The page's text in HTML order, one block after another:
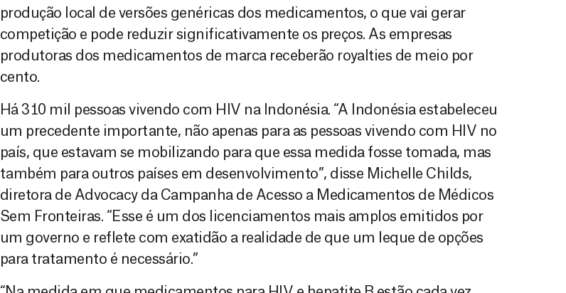
produção local de versões genéricas dos medicamentos, o que vai gerar
competição e pode reduzir significativamente os preços. As empresas
produtoras dos medicamentos de marca receberão royalties de meio por
cento.
Há 310 mil pessoas vivendo com HIV na Indonésia. “A Indonésia estabeleceu
um precedente importante, não apenas para as pessoas vivendo com HIV no
país, que estavam se mobilizando para que essa medida fosse tomada, mas
também para outros países em desenvolvimento”, disse Michelle Childs,
diretora de Advocacy da Campanha de Acesso a Medicamentos de Médicos
Sem Fronteiras. “Esse é um dos licenciamentos mais amplos emitidos por
um governo e reflete com exatidão a realidade de que um leque de opções
para tratamento é necessário.”